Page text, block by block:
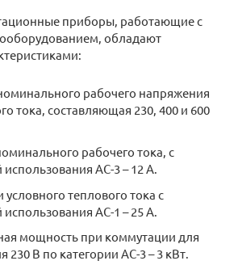
приборы, работающие с
обладают
рабочего напряжения
тока, составляющая 230, 400 и 600
рабочего тока, с
использования АС-3 – 12 А.
условного теплового тока с
использования АС-1 – 25 А.
мощность при коммутации для
230 В по категории АС-3 – 3 кВт.